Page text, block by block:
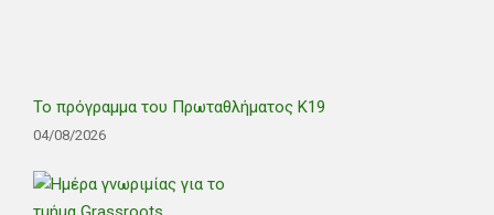
Το πρόγραμμα του Πρωταθλήματος Κ19
04/08/2026